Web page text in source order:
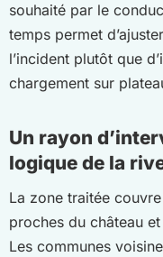
souhaité par le
temps permet
l’incident plutôt que
chargement sur
Un rayon
logique de la
La zone traitée
proches du château
Les communes